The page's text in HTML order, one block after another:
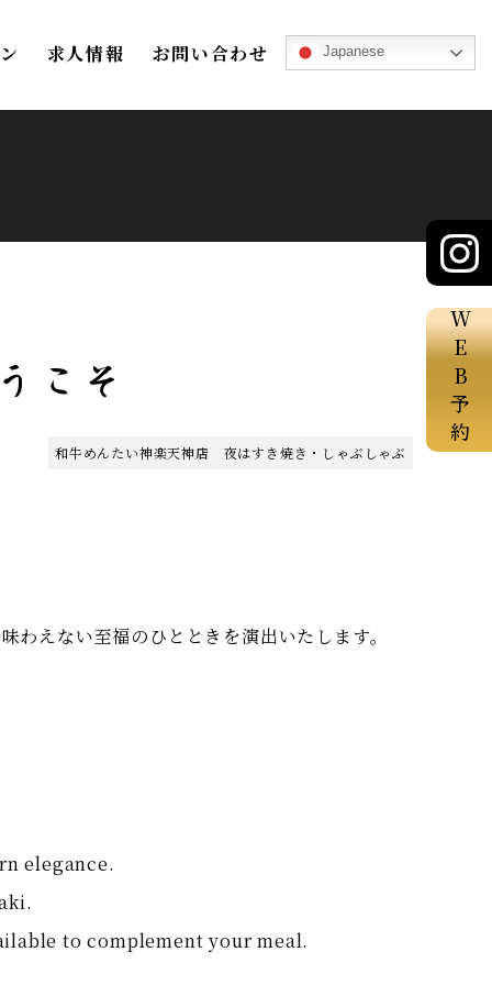
求人情報 お問い合わせ Japanese
こそ
和牛めんたい神楽天神店 夜はすき焼き・しゃぶしゃぶ
えない至福のひとときを演出いたします。
elegance.
to complement your meal.
WEB予約